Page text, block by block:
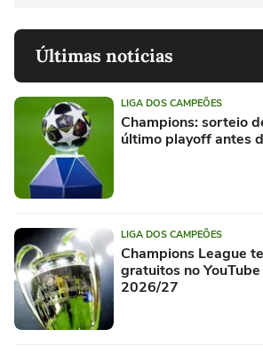
Últimas notícias
LIGA DOS CAMPEÕES
Champions: sorteio
último playoff antes
LIGA DOS CAMPEÕES
Champions League
gratuitos no
2026/27